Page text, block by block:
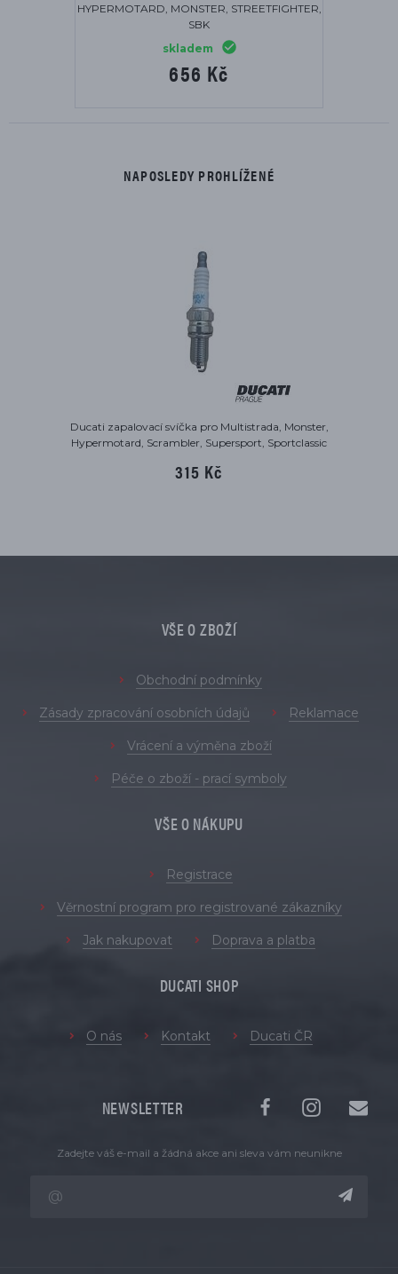
HYPERMOTARD, MONSTER, STREETFIGHTER,
SBK
skladem
656 Kč
NAPOSLEDY PROHLÍŽENÉ
Ducati zapalovací svíčka pro Multistrada, Monster,
Hypermotard, Scrambler, Supersport, Sportclassic
315 Kč
VŠE O ZBOŽÍ
Obchodní podmínky
Zásady zpracování osobních údajů Reklamace
Vrácení a výměna zboží
Péče o zboží - prací symboly
VŠE O NÁKUPU
Registrace
Věrnostní program pro registrované zákazníky
Jak nakupovat Doprava a platba
DUCATI SHOP
O nás Kontakt Ducati ČR
NEWSLETTER
Zadejte váš e-mail a žádná akce ani sleva vám neunikne